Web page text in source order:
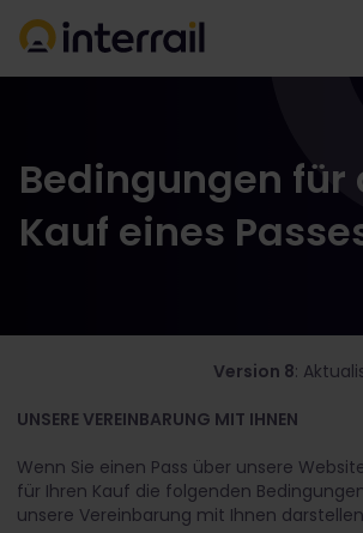
Bedingungen für
Kauf eines
Version 8:
UNSERE VEREINBARUNG MIT IHNEN
Wenn Sie einen Pass über unsere
für Ihren Kauf die folgenden
unsere Vereinbarung mit Ihnen